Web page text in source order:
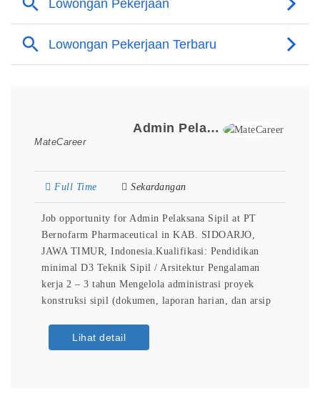
Admin Pelaksana Sipil
MateCareer
Full Time Sekardangan
Job opportunity for Admin Pelaksana Sipil at PT
Bernofarm Pharmaceutical in KAB. SIDOARJO,
JAWA TIMUR, Indonesia.Kualifikasi: Pendidikan
minimal D3 Teknik Sipil / Arsitektur Pengalaman
kerja 2 – 3 tahun Mengelola administrasi proyek
konstruksi sipil (dokumen, laporan harian, dan arsip
lapangan dari tim pelaksana. Menyusun laporan
pekerjaan, penggunaan material, dan kebutuhan
Lihat detail